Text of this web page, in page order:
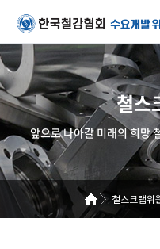
철스
앞으로 나아갈 미래의 희망
철스크랩위